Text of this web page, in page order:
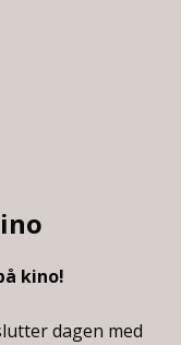
kino!
dagen med